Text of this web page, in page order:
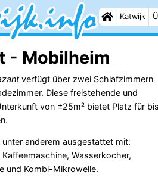
Katwijk
- Mobilheim
verfügt über zwei Schlafzimmern
Diese freistehende und
von ±25m² bietet Platz für bis
unter anderem ausgestattet mit:
Wasserkocher,
und Kombi-Mikrowelle.